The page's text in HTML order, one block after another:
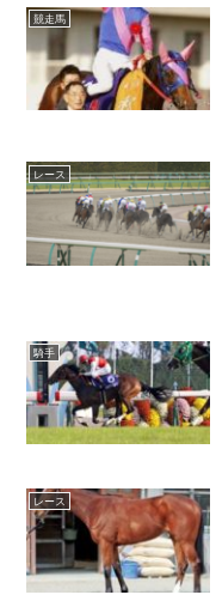
競走馬
レース
騎手
レース